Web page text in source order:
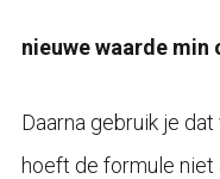
nieuwe waarde min
Daarna gebruik je
hoeft de formule niet